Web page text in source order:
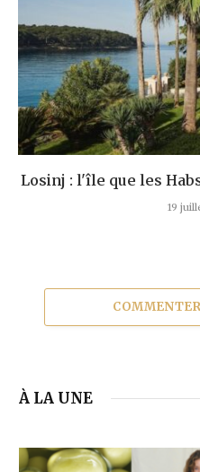
Losinj : l'île que les
19
À LA UNE